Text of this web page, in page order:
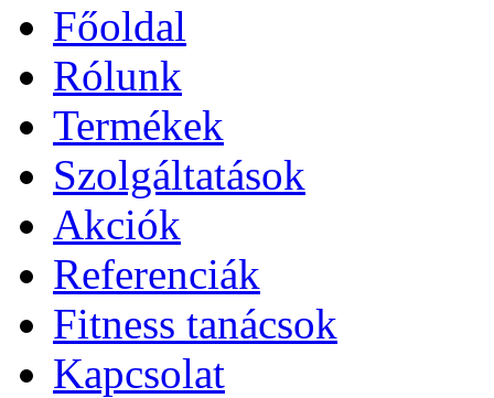
Főoldal
Rólunk
Termékek
Szolgáltatások
Akciók
Referenciák
Fitness tanácsok
Kapcsolat